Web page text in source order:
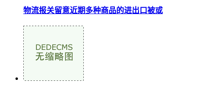
物流报关留意近期多种商品的进出口被或